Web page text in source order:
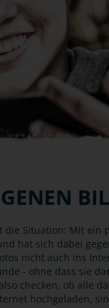
die Situation: Mit
hat sich dabei
nicht auch ins
- ohne dass sie
checken, ob alle
hochgeladen,